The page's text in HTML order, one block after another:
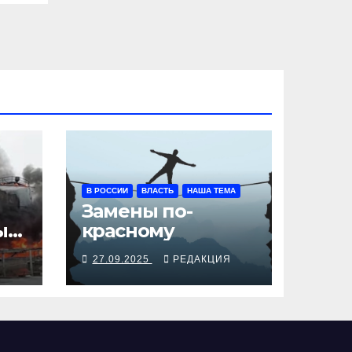
В РОССИИ ВЛАСТЬ НАША ТЕМА
Замены по-
красному
27.09.2025 РЕДАКЦИЯ